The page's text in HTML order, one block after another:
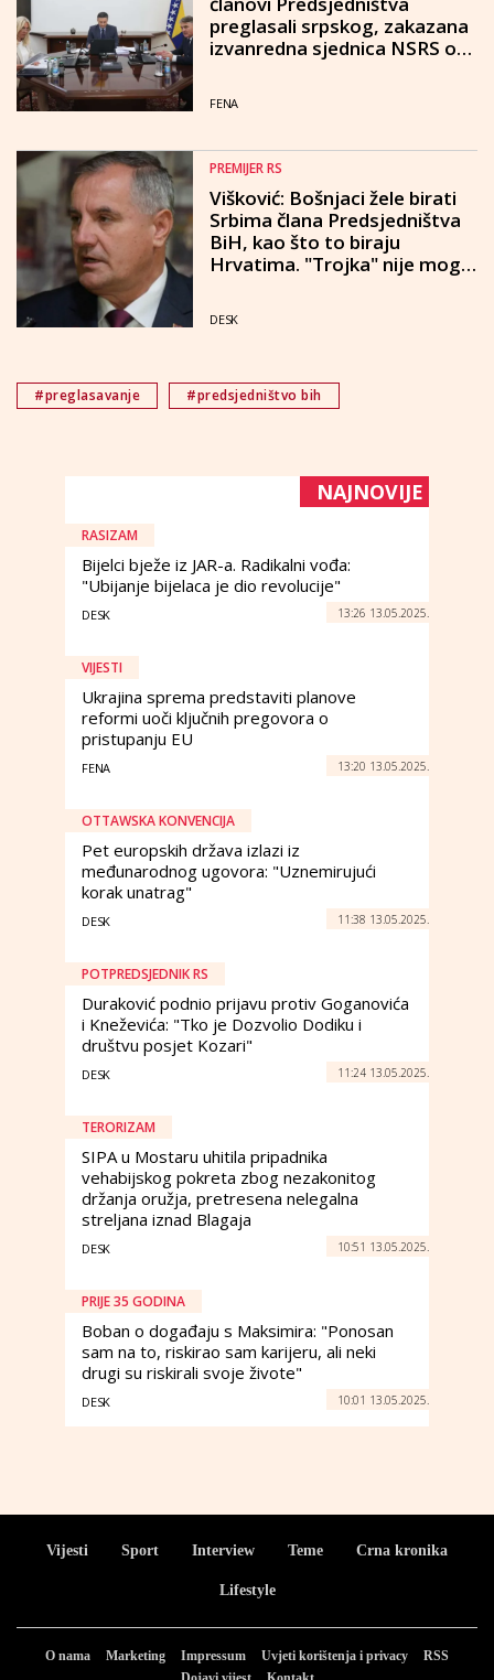
preglasali srpskog, zakazana
izvanredna sjednica NSRS o
FENA
PREMIJER RS
Višković: Bošnjaci žele birati
Srbima člana Predsjedništva
BiH, kao što to biraju
Hrvatima. "Trojka" nije mogla
DESK
#preglasavanje #predsjedništvo bih
NAJNOVIJE
RASIZAM
Bijelci bježe iz JAR-a. Radikalni vođa:
"Ubijanje bijelaca je dio revolucije"
DESK 13:26 13.05.2025.
VIJESTI
Ukrajina sprema predstaviti planove
reformi uoči ključnih pregovora o
pristupanju EU
FENA 13:20 13.05.2025.
OTTAWSKA KONVENCIJA
Pet europskih država izlazi iz
međunarodnog ugovora: "Uznemirujući
korak unatrag"
DESK 11:38 13.05.2025.
POTPREDSJEDNIK RS
Duraković podnio prijavu protiv Goganovića
i Kneževića: "Tko je Dozvolio Dodiku i
društvu posjet Kozari"
DESK 11:24 13.05.2025.
TERORIZAM
SIPA u Mostaru uhitila pripadnika
vehabijskog pokreta zbog nezakonitog
držanja oružja, pretresena nelegalna
streljana iznad Blagaja
DESK 10:51 13.05.2025.
PRIJE 35 GODINA
Boban o događaju s Maksimira: "Ponosan
sam na to, riskirao sam karijeru, ali neki
drugi su riskirali svoje živote"
DESK 10:01 13.05.2025.
Vijesti Sport Interview Teme Crna kronika
Lifestyle
O nama Marketing Impressum Uvjeti korištenja i privacy
RSS